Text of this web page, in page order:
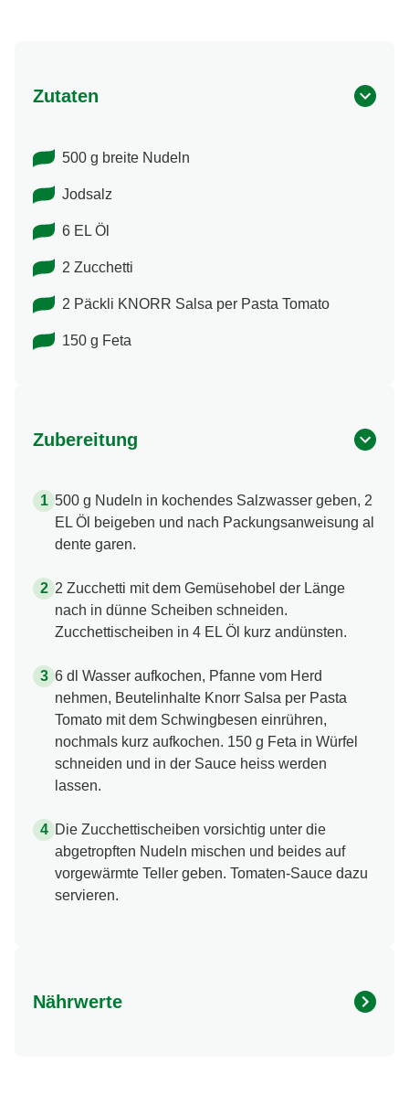
Zutaten
500 g breite Nudeln
Jodsalz
6 EL Öl
2 Zucchetti
2 Päckli KNORR Salsa per Pasta Tomato
150 g Feta
Zubereitung
500 g Nudeln in kochendes Salzwasser geben, 2
EL Öl beigeben und nach Packungsanweisung al
dente garen.
2 Zucchetti mit dem Gemüsehobel der Länge
nach in dünne Scheiben schneiden.
Zucchettischeiben in 4 EL Öl kurz andünsten.
6 dl Wasser aufkochen, Pfanne vom Herd
nehmen, Beutelinhalte Knorr Salsa per Pasta
Tomato mit dem Schwingbesen einrühren,
nochmals kurz aufkochen. 150 g Feta in Würfel
schneiden und in der Sauce heiss werden
lassen.
Die Zucchettischeiben vorsichtig unter die
abgetropften Nudeln mischen und beides auf
vorgewärmte Teller geben. Tomaten-Sauce dazu
servieren.
Nährwerte